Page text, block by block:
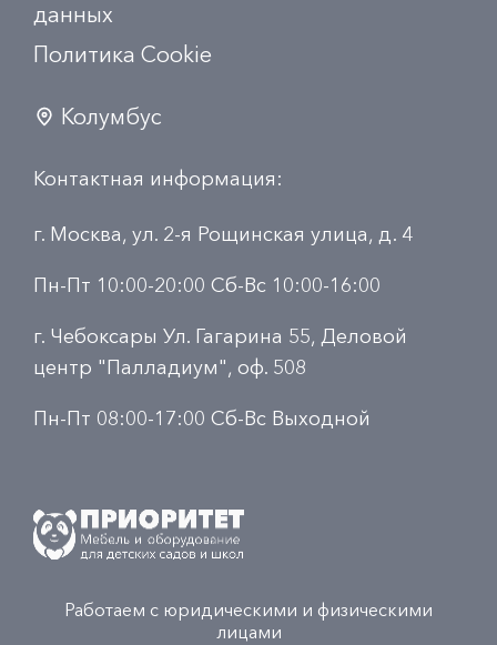
данных
Политика Сookie
Колумбус
Контактная информация:
г. Москва, ул. 2-я Рощинская улица, д. 4
Пн-Пт 10:00-20:00 Сб-Вс 10:00-16:00
г. Чебоксары Ул. Гагарина 55, Деловой
центр "Палладиум", оф. 508
Пн-Пт 08:00-17:00 Сб-Вс Выходной
Работаем с юридическими и физическими
лицами